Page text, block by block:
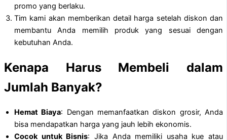
promo yang berlaku.
Tim kami akan memberikan detail harga setelah diskon dan
membantu Anda memilih produk yang sesuai dengan
kebutuhan Anda.
Kenapa Harus Membeli dalam
Jumlah Banyak?
Hemat Biaya: Dengan memanfaatkan diskon grosir, Anda
bisa mendapatkan harga yang jauh lebih ekonomis.
Cocok untuk Bisnis: Jika Anda memiliki usaha kue atau